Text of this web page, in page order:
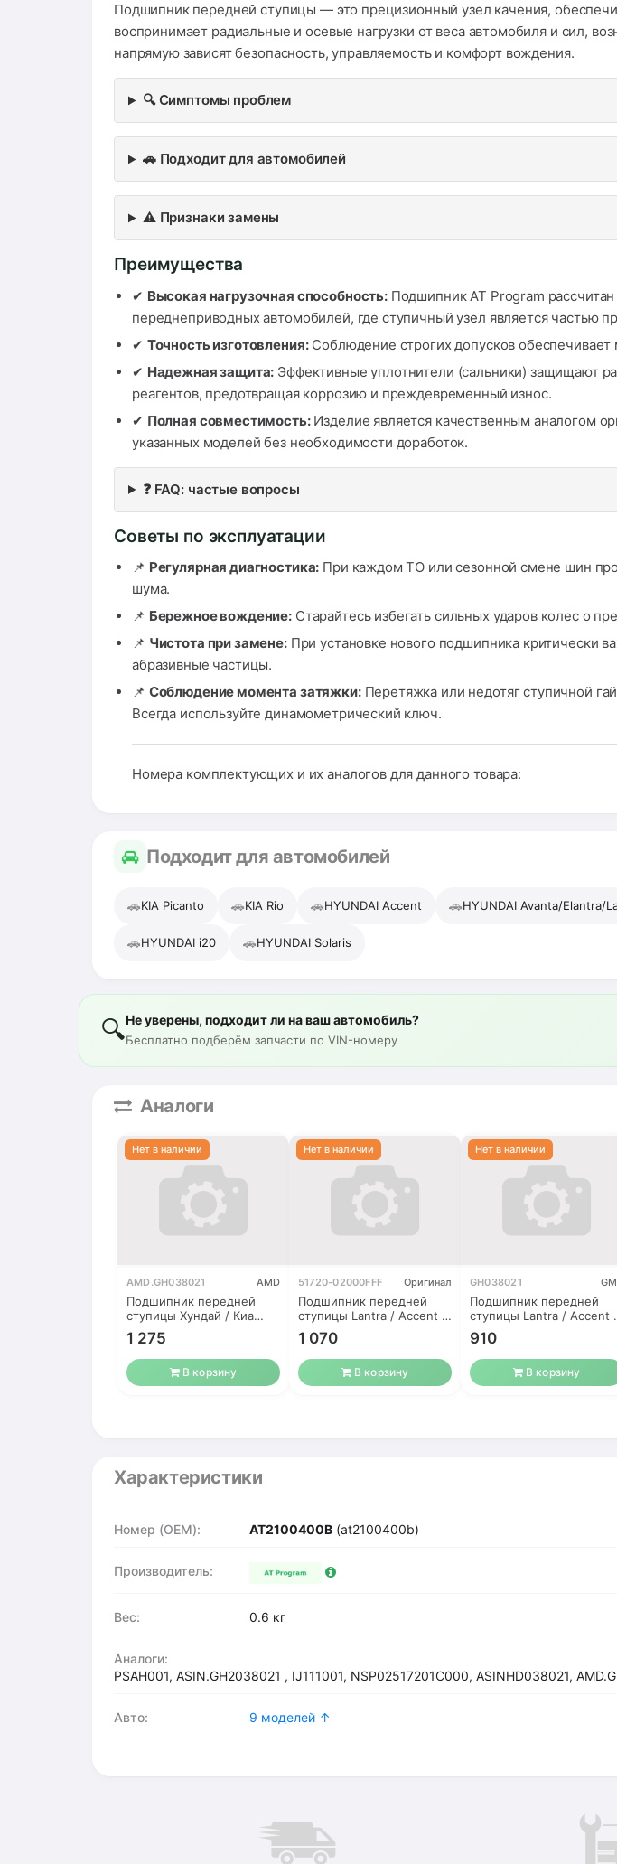
Подшипник передней ступицы — это прецизионный узел качения,
воспринимает радиальные и осевые нагрузки от веса автомобиля и сил,
напрямую зависят безопасность, управляемость и комфорт вождения.
🔍 Симптомы проблем
🚗 Подходит для автомобилей
⚠️ Признаки замены
Преимущества
✔ Высокая нагрузочная способность:Подшипник AT Program
переднеприводных автомобилей, где ступичный узел является частью
✔ Точность изготовления:Соблюдение строгих допусков
✔ Надежная защита: Эффективные уплотнители (сальники) защищают
реагентов, предотвращая коррозию и преждевременный износ.
✔ Полная совместимость:Изделие является качественным аналогом
указанных моделей без необходимости доработок.
❓ FAQ: частые вопросы
Советы по эксплуатации
📌 Регулярная диагностика: При каждом ТО или сезонной смене шин
шума.
📌 Бережное вождение: Старайтесь избегать сильных ударов колес о
📌 Чистота при замене:При установке нового подшипника критически
абразивные частицы.
📌 Соблюдение момента затяжки:Перетяжка или недотяг ступичной
Всегда используйте динамометрический ключ.
Номера комплектующих и их аналогов для данного товара:
Подходит для автомобилей
🚗KIA Picanto 🚗KIA Rio 🚗HYUNDAI Accent 🚗HYUNDAI Avanta/Elantra/
🚗HYUNDAI i20 🚗HYUNDAI Solaris
🔍Не уверены, подходит ли на ваш автомобиль?
Бесплатно подберём запчасти по VIN-номеру
Аналоги
AMD.GH038021 AMD
Подшипник передней
ступицы Хундай / Киа
Аванта
1 275
В корзину
51720-02000FFF Оригинал
Подшипник передней
ступицы Lantra / Accent 2
(ТагАЗ)
1 070
В корзину
GH038021
Подшипник передней
ступицы Lantra / Accent
(ТагАЗ)
910
В корзину
Характеристики
Номер (OEM): AT2100400B (at2100400b)
Производитель:
Вес: 0.6 кг
Аналоги:
PSAH001, ASIN.GH2038021 , IJ111001, NSP02517201C000, ASINHD038021,
Авто: 9 моделей ↑